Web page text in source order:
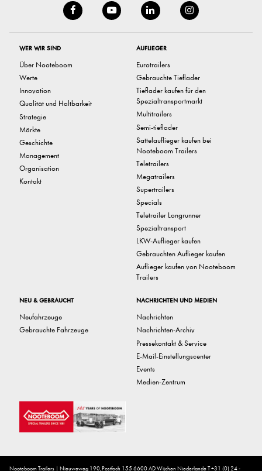
WER WIR SIND
Über Nooteboom
Werte
Innovation
Qualität und Haltbarkeit
Strategie
Märkte
Geschichte
Management
Organisation
Kontakt
AUFLIEGER
Eurotrailers
Gebrauchte Tieflader
Tieflader kaufen für den
Spezialtransportmarkt
Multitrailers
Semi-tieflader
Sattelauflieger kaufen bei
Nooteboom Trailers
Teletrailers
Megatrailers
Supertrailers
Specials
Teletrailer Longrunner
Spezialtransport
LKW-Auflieger kaufen
Gebrauchten Auflieger kaufen
Auflieger kaufen von Nooteboom
Trailers
NEU & GEBRAUCHT
Neufahrzeuge
Gebrauchte Fahrzeuge
NACHRICHTEN UND MEDIEN
Nachrichten
Nachrichten-Archiv
Pressekontakt & Service
E-Mail-Einstellungscenter
Events
Medien-Zentrum
Nooteboom Trailers | Nieuweweg 190,Postfach 155 6600 AD Wijchen Niederlande T +31 (0) 24 -